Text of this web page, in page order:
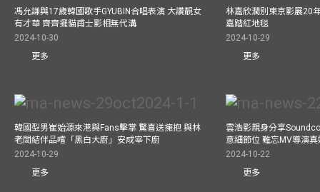
馮允謙與17歲韓國歌手GYUBIN合唱表演 大讚靚女
有才華 齊齊擺貓甫士影相無代溝
2024-10-30
更多
林嘉欣濶別東京影展20
嘉踏紅地毯
2024-10-29
更多
韓國型男崔始源來港與Fans擊掌 驚喜送擁抱 與林
老闆結伴品嚐「黑白大廚」安成宰下廚
2024-10-29
更多
雲浩影親身分享
意細節位 難忘MV導演
2024-10-22
更多